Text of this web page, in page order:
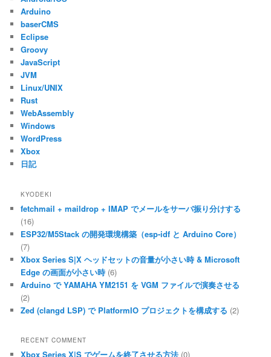
ー
Arduino
baserCMS
Eclipse
Groovy
JavaScript
JVM
Linux/UNIX
Rust
WebAssembly
Windows
WordPress
Xbox
日記
KYODEKI
fetchmail + maildrop + IMAP でメールをサーバ振り分けする
(16)
ESP32/M5Stack の開発環境構築（esp-idf と Arduino Core）
(7)
Xbox Series S|X ヘッドセットの音量が小さい時 & Microsoft
Edge の画面が小さい時(6)
Arduino で YAMAHA YM2151 を VGM ファイルで演奏させる
(2)
Zed (clangd LSP) で PlatformIO プロジェクトを構成する (2)
RECENT COMMENT
Xbox Series X|S でゲームを終了させる方法(0)